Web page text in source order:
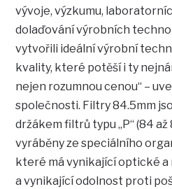
vývoje, výzkumu,
dolaďování výrobních
vytvořili ideální výrobní
kvality, které potěší i ty
nejen rozumnou cenou“ –
společnosti. Filtry 84.5mm
držákem filtrů typu „P“ (84 až
vyráběny ze speciálního
které má vynikající optické
a vynikající odolnost proti